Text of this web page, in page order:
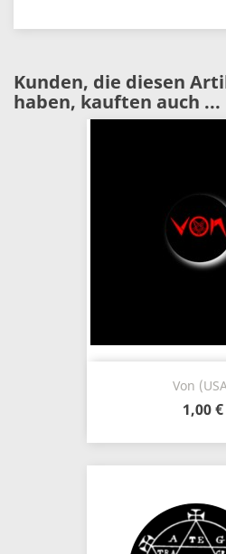
Kunden, die diesen
haben, kauften auch ...
Von
1,00 €